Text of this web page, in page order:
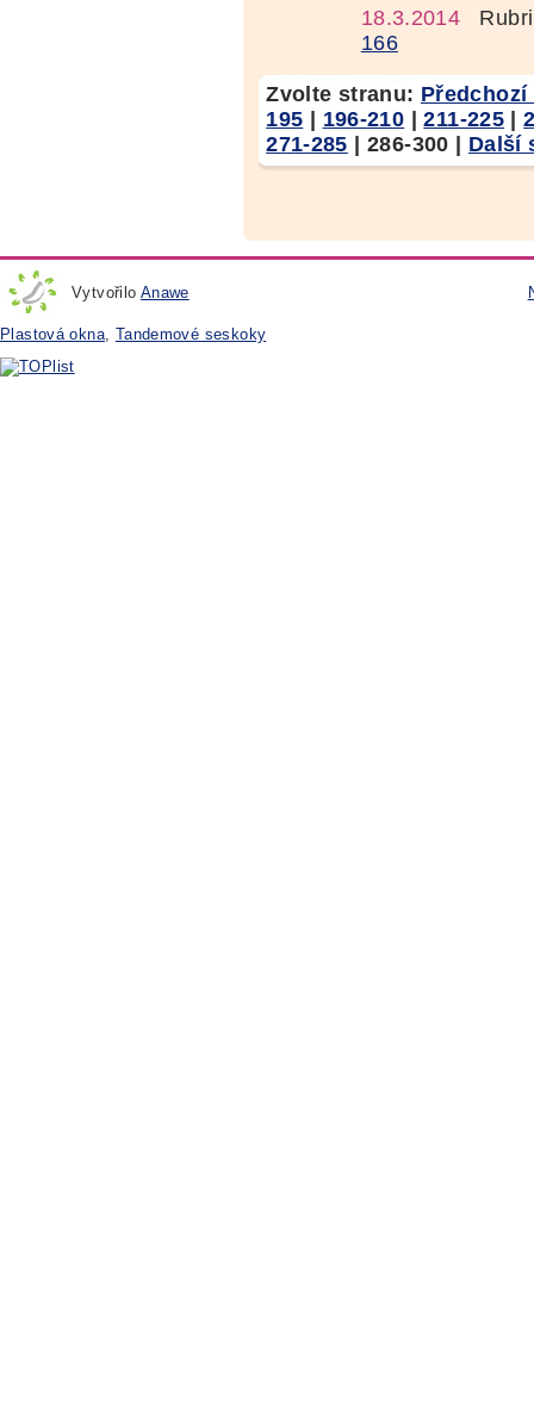
18.3.2014
166
Zvolte stranu: Předchozí
195 | 196-210 |211-225 |
271-285 |286-300 | Další
Vytvořilo Anawe
Plastová okna Tandemové seskoky